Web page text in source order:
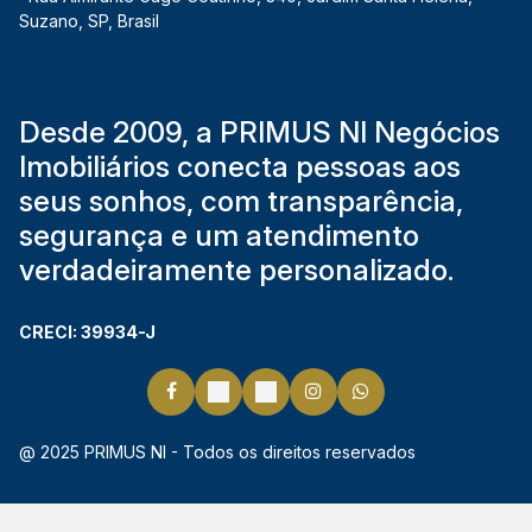
Suzano SP Brasil
Desde 2009, a PRIMUS NI Negócios
Imobiliários conecta pessoas aos
seus sonhos, com transparência,
segurança e um atendimento
verdadeiramente personalizado.
CRECI: 39934-J
@ 2025 PRIMUS NI - Todos os direitos reservados